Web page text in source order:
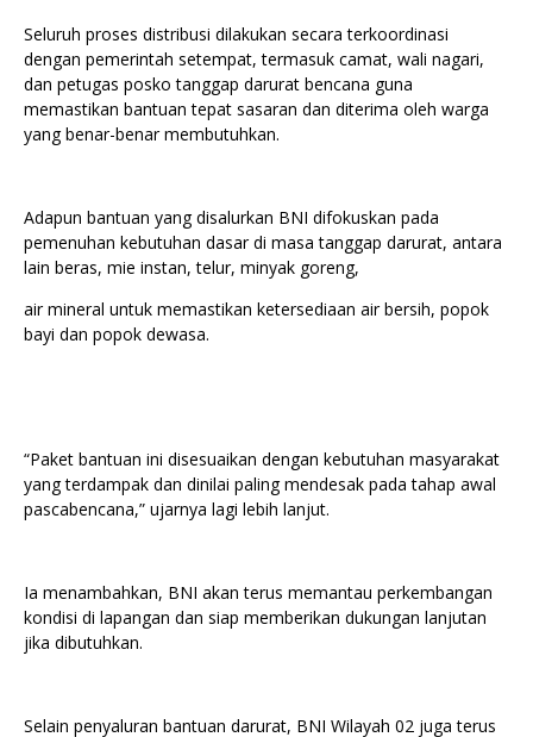
Seluruh proses distribusi dilakukan secara terkoordinasi
dengan pemerintah setempat, termasuk camat, wali nagari,
dan petugas posko tanggap darurat bencana guna
memastikan bantuan tepat sasaran dan diterima oleh warga
yang benar-benar membutuhkan.
Adapun bantuan yang disalurkan BNI difokuskan pada
pemenuhan kebutuhan dasar di masa tanggap darurat, antara
lain beras, mie instan, telur, minyak goreng,
air mineral untuk memastikan ketersediaan air bersih, popok
bayi dan popok dewasa.
“Paket bantuan ini disesuaikan dengan kebutuhan masyarakat
yang terdampak dan dinilai paling mendesak pada tahap awal
pascabencana,” ujarnya lagi lebih lanjut.
Ia menambahkan, BNI akan terus memantau perkembangan
kondisi di lapangan dan siap memberikan dukungan lanjutan
jika dibutuhkan.
Selain penyaluran bantuan darurat, BNI Wilayah 02 juga terus